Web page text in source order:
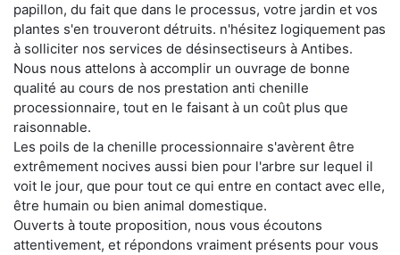
papillon, du fait que dans le processus, votre jardin et vos
plantes s'en trouveront détruits. n'hésitez logiquement pas
à solliciter nos services de désinsectiseurs à Antibes.
Nous nous attelons à accomplir un ouvrage de bonne
qualité au cours de nos prestation anti chenille
processionnaire, tout en le faisant à un coût plus que
raisonnable.
Les poils de la chenille processionnaire s'avèrent être
extrêmement nocives aussi bien pour l'arbre sur lequel il
voit le jour, que pour tout ce qui entre en contact avec elle,
être humain ou bien animal domestique.
Ouverts à toute proposition, nous vous écoutons
attentivement, et répondons vraiment présents pour vous